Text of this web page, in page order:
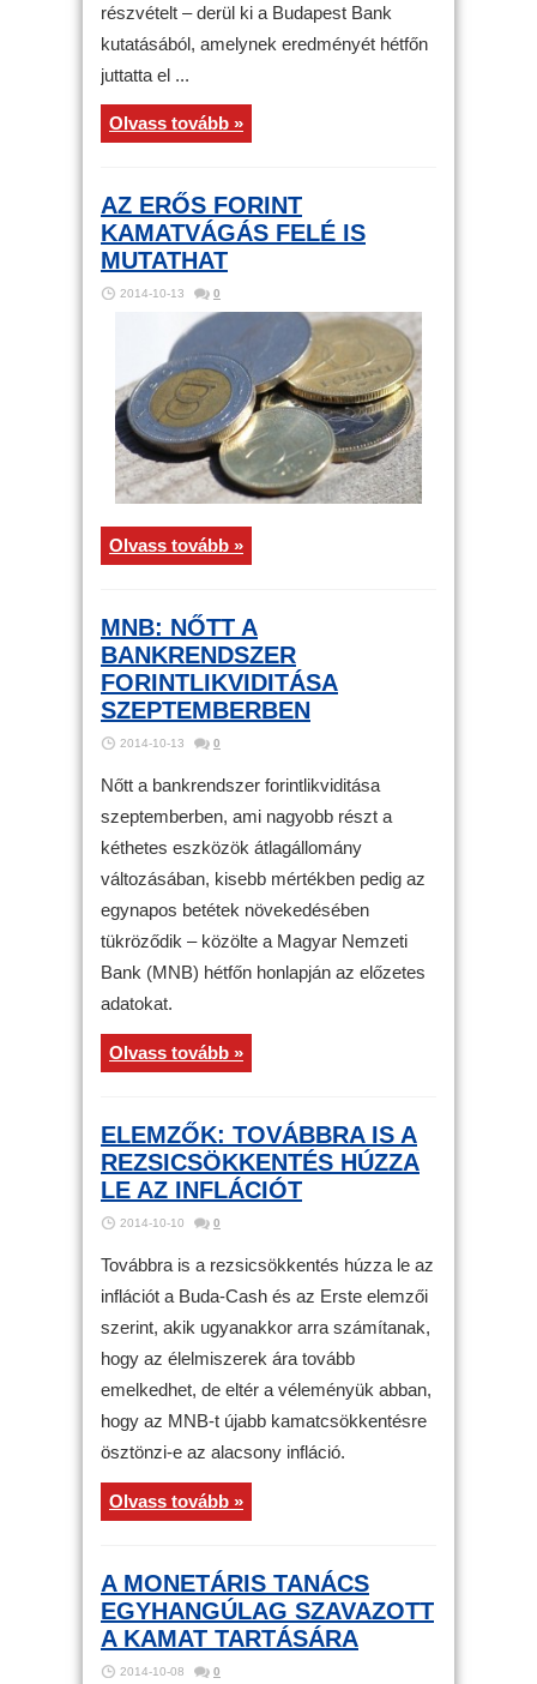
részvételt – derül ki a Budapest Bank
kutatásából, amelynek eredményét hétfőn
juttatta el ...
Olvass tovább »
AZ ERŐS FORINT
KAMATVÁGÁS FELÉ IS
MUTATHAT
2014-10-13 0
Olvass tovább »
MNB: NŐTT A
BANKRENDSZER
FORINTLIKVIDITÁSA
SZEPTEMBERBEN
2014-10-13 0
Nőtt a bankrendszer forintlikviditása
szeptemberben, ami nagyobb részt a
kéthetes eszközök átlagállomány
változásában, kisebb mértékben pedig az
egynapos betétek növekedésében
tükröződik – közölte a Magyar Nemzeti
Bank (MNB) hétfőn honlapján az előzetes
adatokat.
Olvass tovább »
ELEMZŐK: TOVÁBBRA IS A
REZSICSÖKKENTÉS HÚZZA
LE AZ INFLÁCIÓT
2014-10-10 0
Továbbra is a rezsicsökkentés húzza le az
inflációt a Buda-Cash és az Erste elemzői
szerint, akik ugyanakkor arra számítanak,
hogy az élelmiszerek ára tovább
emelkedhet, de eltér a véleményük abban,
hogy az MNB-t újabb kamatcsökkentésre
ösztönzi-e az alacsony infláció.
Olvass tovább »
A MONETÁRIS TANÁCS
EGYHANGÚLAG SZAVAZOTT
A KAMAT TARTÁSÁRA
2014-10-08 0